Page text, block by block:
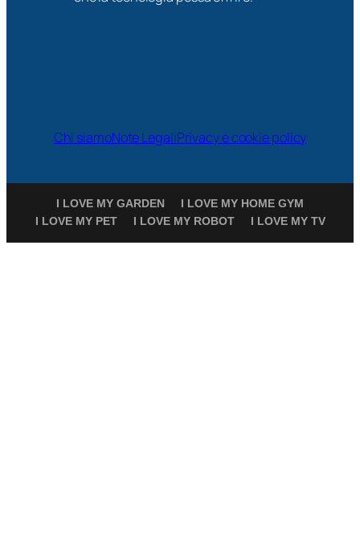
Chi siamoNote LegaliPrivacy e cookie policy
I LOVE MY GARDEN
I LOVE MY HOME GYM
I LOVE MY PET
I LOVE MY ROBOT I LOVE MY TV